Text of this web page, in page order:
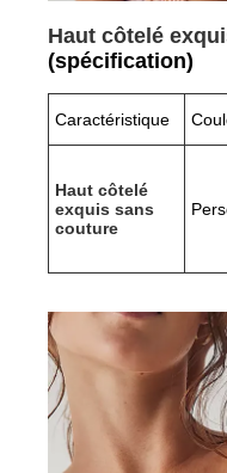
Haut côtelé
(spécification)
Caractéristique
Haut côtelé
exquis sans
couture